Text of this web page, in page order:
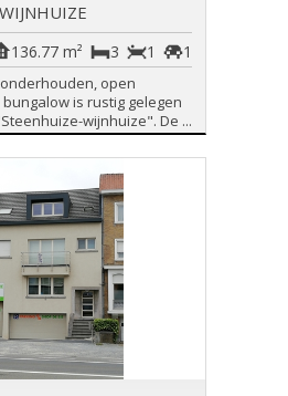
1
1
3
136.77 m²
open
is rustig gelegen
wijnhuize". De ...